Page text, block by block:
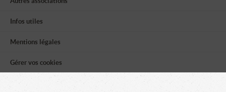
Infos utiles
Mentions légales
Gérer vos cookies